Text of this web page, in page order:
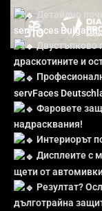
Детайлно
servFaces Bulgaria,
Двустъпково
драскотините и
servFaces
Фаровете
надрасквания!
Интериорът
Дисплеите с
щети от
Резултат?
дълготрайна